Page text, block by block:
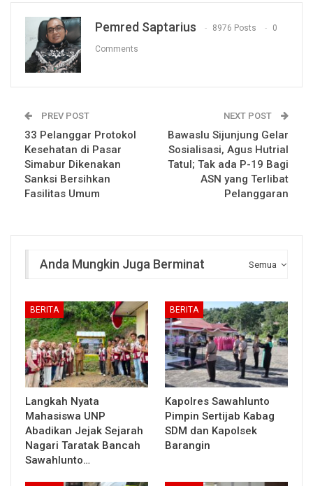
Pemred Saptarius 8976 Posts 0
Comments
PREV POST
33 Pelanggar Protokol
Kesehatan di Pasar
Simabur Dikenakan
Sanksi Bersihkan
Fasilitas Umum
NEXT POST
Bawaslu Sijunjung Gelar
Sosialisasi, Agus Hutrial
Tatul; Tak ada P-19 Bagi
ASN yang Terlibat
Pelanggaran
Semua
Anda Mungkin Juga Berminat
BERITA
Langkah Nyata
Mahasiswa UNP
Abadikan Jejak Sejarah
Nagari Taratak Bancah
Sawahlunto…
BERITA
Kapolres Sawahlunto
Pimpin Sertijab Kabag
SDM dan Kapolsek
Barangin